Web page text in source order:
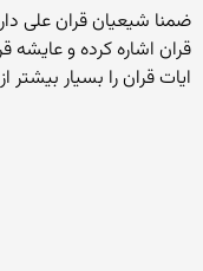
ضمنا شیعیان قران علی
قران اشاره کرده و
ایات قران را بسیار بیشتر